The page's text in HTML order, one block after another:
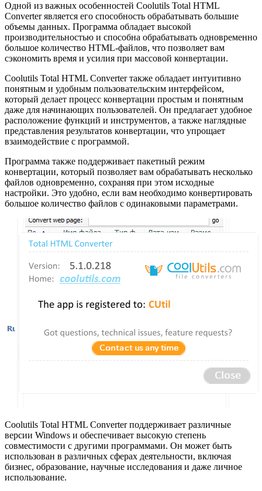
Одной из важных особенностей Coolutils Total HTML
Converter является его способность обрабатывать большие
объемы данных. Программа обладает высокой
производительностью и способна обрабатывать одновременно
большое количество HTML-файлов, что позволяет вам
сэкономить время и усилия при массовой конвертации.
Coolutils Total HTML Converter также обладает интуитивно
понятным и удобным пользовательским интерфейсом,
который делает процесс конвертации простым и понятным
даже для начинающих пользователей. Он предлагает удобное
расположение функций и инструментов, а также наглядные
представления результатов конвертации, что упрощает
взаимодействие с программой.
Программа также поддерживает пакетный режим
конвертации, который позволяет вам обрабатывать несколько
файлов одновременно, сохраняя при этом исходные
настройки. Это удобно, если вам необходимо конвертировать
большое количество файлов с одинаковыми параметрами.
Coolutils Total HTML Converter поддерживает различные
версии Windows и обеспечивает высокую степень
совместимости с другими программами. Он может быть
использован в различных сферах деятельности, включая
бизнес, образование, научные исследования и даже личное
использование.